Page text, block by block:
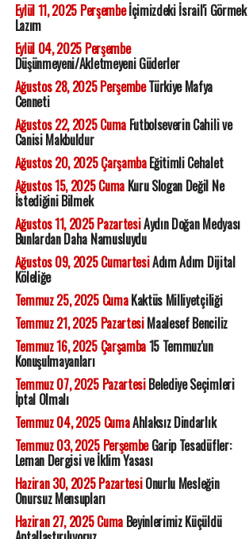
Eylül 11, 2025 Perşembeİçimizdeki İsrail'i Görmek
Lazım
Eylül 04, 2025 Perşembe
Düşünmeyeni/Akletmeyeni Güderler
Ağustos 28, 2025 PerşembeTürkiye Mafya
Cenneti
Ağustos 22, 2025 CumaFutbolseverin Cahili ve
Canisi Makbuldur
Ağustos 20, 2025 ÇarşambaEğitimli Cehalet
Ağustos 15, 2025 CumaKuru Slogan Değil Ne
İstediğini Bilmek
Ağustos 11, 2025 PazartesiAydın Doğan Medyası
Bunlardan Daha Namusluydu
Ağustos 09, 2025 CumartesiAdım Adım Dijital
Köleliğe
Temmuz 25, 2025 CumaKaktüs Milliyetçiliği
Temmuz 21, 2025 PazartesiMaalesef Benciliz
Temmuz 16, 2025 Çarşamba15 Temmuz'un
Konuşulmayanları
Temmuz 07, 2025 PazartesiBelediye Seçimleri
İptal Olmalı
Temmuz 04, 2025 CumaAhlaksız Dindarlık
Temmuz 03, 2025 PerşembeGarip Tesadüfler:
Leman Dergisi ve İklim Yasası
Haziran 30, 2025 PazartesiOnurlu Mesleğin
Onursuz Mensupları
Haziran 27, 2025 CumaBeyinlerimiz Küçüldü